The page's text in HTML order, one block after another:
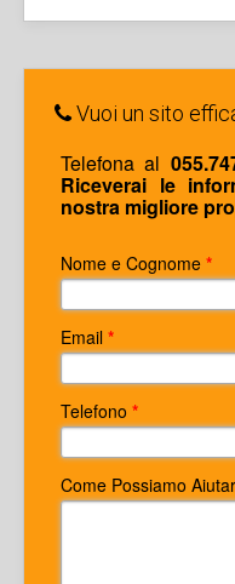
Vuoi un sito
Telefona al
Riceverai le
nostra migliore
Nome e Cognome *
Email *
Telefono *
Come Possiamo